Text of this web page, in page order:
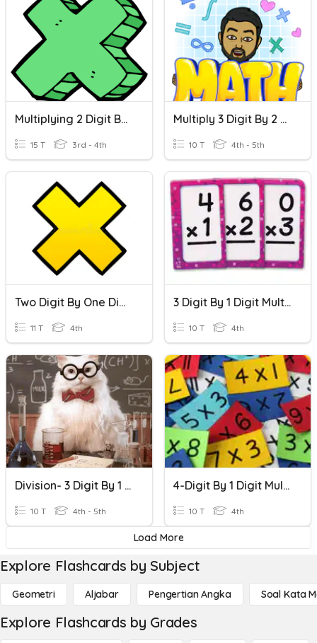
Multiplying 2 Digit By 1 Digit
15 T 3rd - 4th
Multiply 3 Digit By 2 Digit
10 T 4th - 5th
Two Digit By One Digit Multiplication
11 T 4th
3 Digit By 1 Digit Multiplication
10 T 4th
Division- 3 Digit By 1 Digit
10 T 4th - 5th
4-Digit By 1 Digit Multiplication
10 T 4th
Load More
Explore Flashcards by Subject
Geometri Aljabar Pengertian Angka Soal Kata
Explore Flashcards by Grades